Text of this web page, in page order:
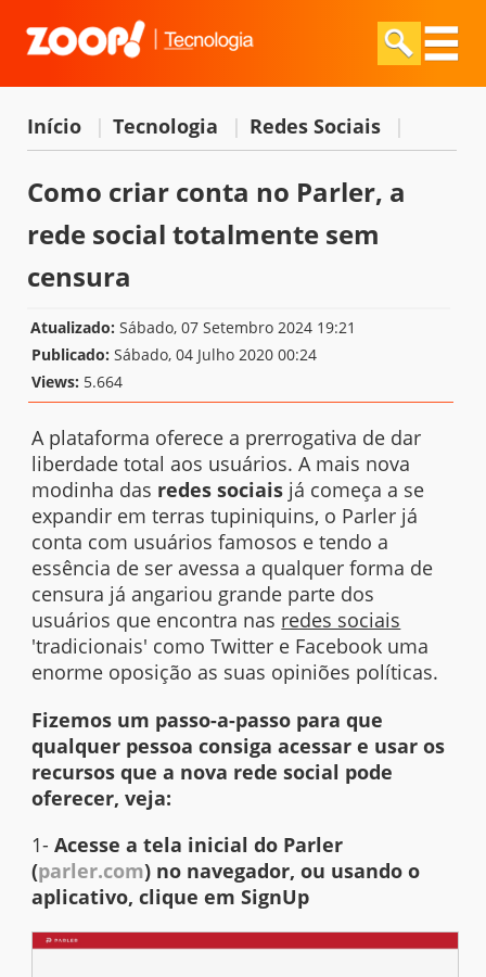
Início | Tecnologia | Redes Sociais |
Como criar conta no Parler, a
rede social totalmente sem
censura
Atualizado: Sábado, 07 Setembro 2024 19:21
Publicado: Sábado, 04 Julho 2020 00:24
Views: 5.664
A plataforma oferece a prerrogativa de dar
liberdade total aos usuários. A mais nova
modinha das redes sociais já começa a se
expandir em terras tupiniquins, o Parler já
conta com usuários famosos e tendo a
essência de ser avessa a qualquer forma de
censura já angariou grande parte dos
usuários que encontra nas redes sociais
'tradicionais' como Twitter e Facebook uma
enorme oposição as suas opiniões políticas.
Fizemos um passo-a-passo para que
qualquer pessoa consiga acessar e usar os
recursos que a nova rede social pode
oferecer, veja:
1-Acesse a tela inicial do Parler
(parler.com) no navegador, ou usando o
aplicativo, clique em SignUp